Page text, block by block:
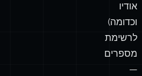
אודיו
וכדומה)
לרשימת
מספרים
—